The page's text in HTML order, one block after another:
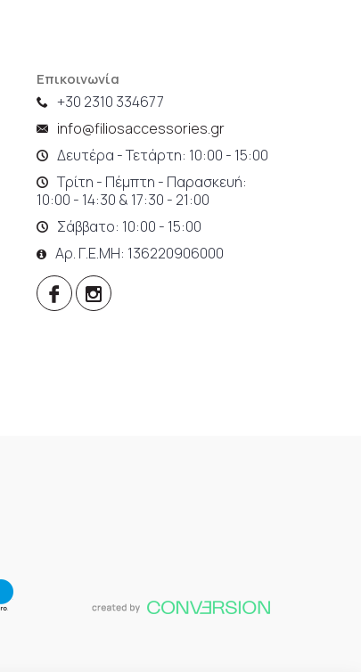
Επικοινωνία
+30 2310 334677
info@filiosaccessories.gr
Δευτέρα - Τετάρτη: 10:00 - 15:00
Τρίτη - Πέμπτη - Παρασκευή:
10:00 - 14:30 & 17:30 - 21:00
Σάββατο: 10:00 - 15:00
Αρ. Γ.Ε.ΜΗ: 136220906000